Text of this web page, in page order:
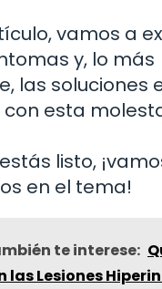
vamos a
y, lo más
las soluciones
esta
listo,
en el tema!
te interese:
las Lesiones